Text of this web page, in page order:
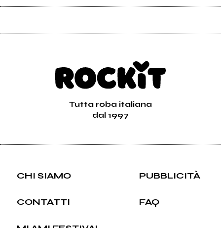
Tutta roba italiana
dal 1997
CHI SIAMO PUBBLICITÀ
CONTATTI FAQ